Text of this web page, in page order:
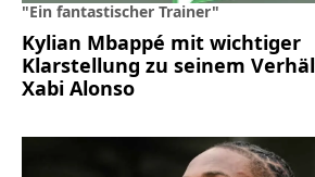
"Ein fantastischer Trainer"
Kylian Mbappé mit wichtiger
Klarstellung zu seinem
Xabi Alonso